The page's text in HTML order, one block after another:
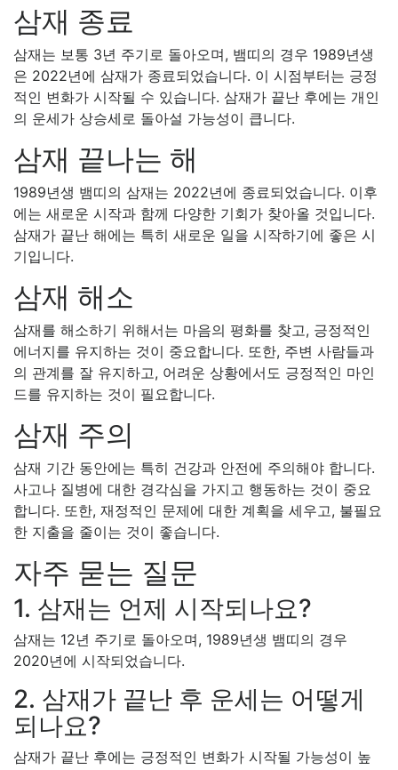
삼재 종료
삼재는 보통 3년 주기로 돌아오며, 뱀띠의 경우 1989년생
은 2022년에 삼재가 종료되었습니다. 이 시점부터는 긍정
적인 변화가 시작될 수 있습니다. 삼재가 끝난 후에는 개인
의 운세가 상승세로 돌아설 가능성이 큽니다.
삼재 끝나는 해
1989년생 뱀띠의 삼재는 2022년에 종료되었습니다. 이후
에는 새로운 시작과 함께 다양한 기회가 찾아올 것입니다.
삼재가 끝난 해에는 특히 새로운 일을 시작하기에 좋은 시
기입니다.
삼재 해소
삼재를 해소하기 위해서는 마음의 평화를 찾고, 긍정적인
에너지를 유지하는 것이 중요합니다. 또한, 주변 사람들과
의 관계를 잘 유지하고, 어려운 상황에서도 긍정적인 마인
드를 유지하는 것이 필요합니다.
삼재 주의
삼재 기간 동안에는 특히 건강과 안전에 주의해야 합니다.
사고나 질병에 대한 경각심을 가지고 행동하는 것이 중요
합니다. 또한, 재정적인 문제에 대한 계획을 세우고, 불필요
한 지출을 줄이는 것이 좋습니다.
자주 묻는 질문
1. 삼재는 언제 시작되나요?
삼재는 12년 주기로 돌아오며, 1989년생 뱀띠의 경우
2020년에 시작되었습니다.
2. 삼재가 끝난 후 운세는 어떻게
되나요?
삼재가 끝난 후에는 긍정적인 변화가 시작될 가능성이 높